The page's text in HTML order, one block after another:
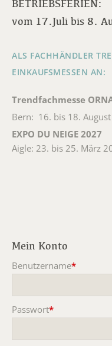
BETRIEBSFERIEN:
vom 17.Juli bis 8.
ALS FACHHÄNDLER
EINKAUFSMESSEN AN:
Trendfachmesse
Bern: 16. bis 18.
EXPO DU NEIGE 2027
Aigle: 23. bis 25. März
Mein Konto
Benutzername*
Passwort*